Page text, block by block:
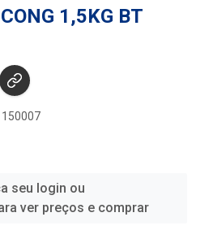
1,5KG BT
seu login ou
ver preços e comprar